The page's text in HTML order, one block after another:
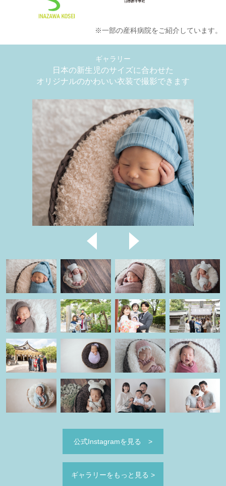
※一部の産科病院をご紹介しています。
ギャラリー
日本の新生児のサイズに合わせた
オリジナルのかわいい衣装で撮影できます
公式Instagramを見る >
ギャラリーをもっと見る >